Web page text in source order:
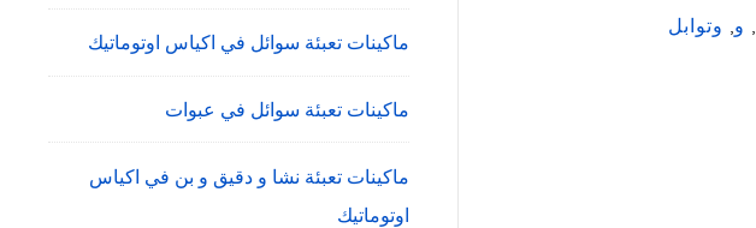
و وتوابل
ماكينات تعبئة سوائل في اكياس اوتوماتيك
ماكينات تعبئة سوائل في عبوات
ماكينات تعبئة نشا و دقيق و بن في اكياس
اوتوماتيك